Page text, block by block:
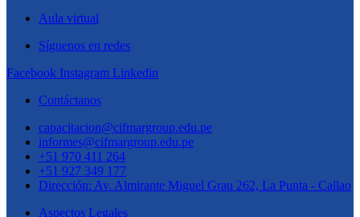
Aula virtual
Síguenos en redes
Facebook Instagram Linkedin
Contáctanos
capacitacion@cifmargroup.edu.pe
informes@cifmargroup.edu.pe
+51 970 411 264
+51 927 349 177
Dirección: Av. Almirante Miguel Grau 262, La Punta - Callao
Aspectos Legales